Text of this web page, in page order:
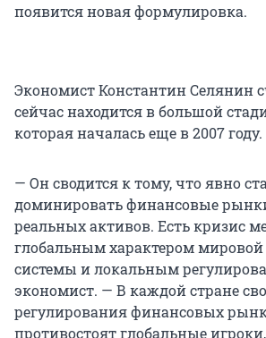
появится новая формулировка.
Экономист Константин Селянин
сейчас находится в большой
которая началась еще в 2007 году.
— Он сводится к тому, что явно
доминировать финансовые
реальных активов. Есть кризис
глобальным характером
системы и локальным
экономист. — В каждой стране
регулирования финансовых
противостоят глобальные